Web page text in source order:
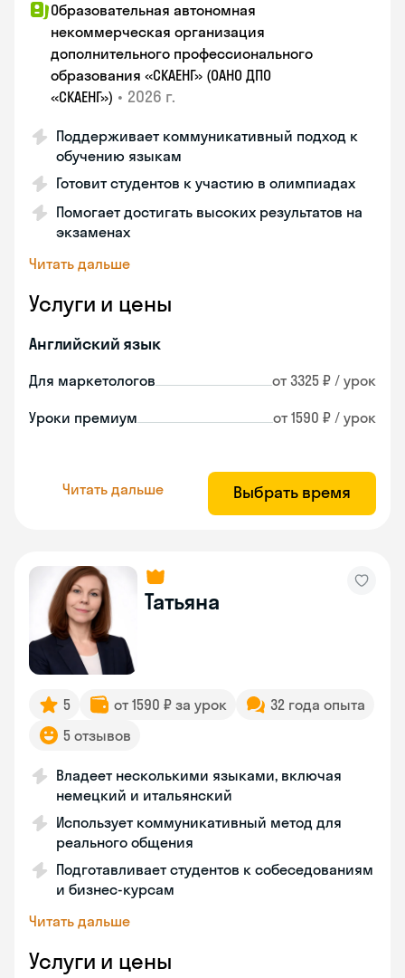
Образовательная автономная
некоммерческая организация
дополнительного профессионального
образования «СКАЕНГ» (ОАНО ДПО
«СКАЕНГ») • 2026 г.
Поддерживает коммуникативный подход к
обучению языкам
Готовит студентов к участию в олимпиадах
Помогает достигать высоких результатов на
экзаменах
Читать дальше
Услуги и цены
Английский язык
Для маркетологов от 3325 ₽ / урок
Уроки премиум от 1590 ₽ / урок
Читать дальше Выбрать время
Татьяна
5 от 1590 ₽ за урок
32 года опыта
5 отзывов
Владеет несколькими языками, включая
немецкий и итальянский
Использует коммуникативный метод для
реального общения
Подготавливает студентов к собеседованиям
и бизнес-курсам
Читать дальше
Услуги и цены